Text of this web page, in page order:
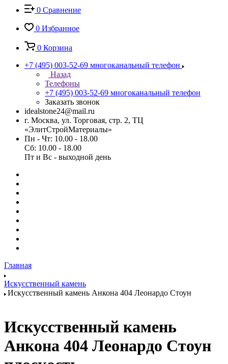
0 Сравнение
0 Избранное
0 Корзина
+7 (495) 003-52-69 многоканальный телефон
Назад
Телефоны
+7 (495) 003-52-69 многоканальный телефон
Заказать звонок
idealstone24@mail.ru
г. Москва, ул. Торговая, стр. 2, ТЦ
«ЭлитСтройМатериалы»
Пн - Чт: 10.00 - 18.00
Сб: 10.00 - 18.00
Пт и Вс - выходной день
Главная
Искусственный камень
Искусственный камень Анкона 404 Леонардо Стоун
Искусственный камень
Анкона 404 Леонардо Стоун